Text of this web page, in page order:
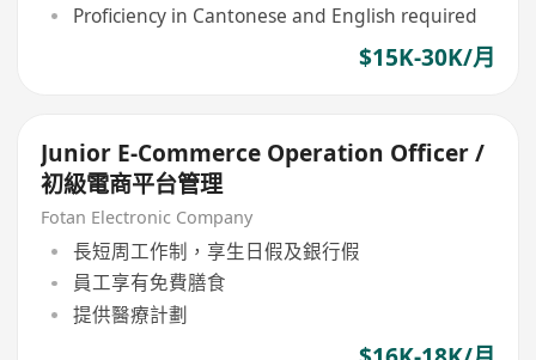
Proficiency in Cantonese and English required
$15K-30K/月
Junior E‐Commerce Operation Officer /
初級電商平台管理
Fotan Electronic Company
長短周工作制，享生日假及銀行假
員工享有免費膳食
提供醫療計劃